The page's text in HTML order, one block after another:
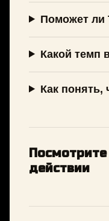
Поможет ли
Какой темп
Как понять,
действии